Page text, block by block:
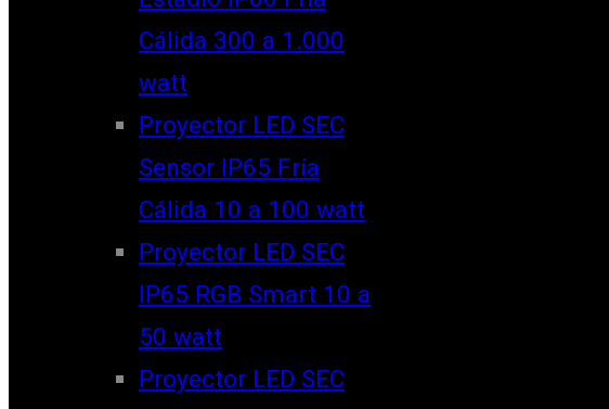
Cálida 300 a 1.000
watt
Proyector LED SEC
Sensor IP65 Fría
Cálida 10 a 100 watt
Proyector LED SEC
IP65 RGB Smart 10 a
50 watt
Proyector LED SEC